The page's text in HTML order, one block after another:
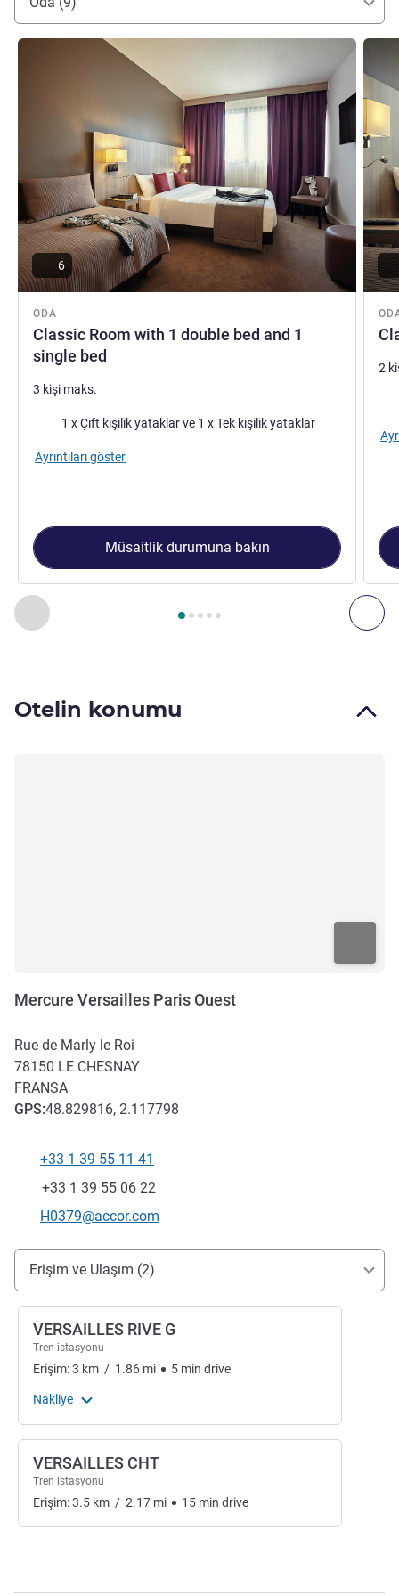
Önceki - Oda
Sayfa , Oda 1 : Classic Room with 1 double bed and 1
ODA
Classic Room with 1 double bed and 1
single bed
Ayrıntıları göster
6
3 kişi maks.
1 x Çift kişilik yataklar ve 1 x Tek kişilik yataklar
Ayrıntıları göster
Müsaitlik durumuna bakın
2
Otelin konumu
Mercure Versailles Paris Ouest
Rue de Marly le Roi
78150 LE CHESNAY
FRANSA
GPS:48.829816, 2.117798
Telefon
+33 1 39 55 11 41
Faks
+33 1 39 55 06 22
İletişim için e-posta
H0379@accor.com
Erişim ve ulaşım
Erişim ve Ulaşım (2)
VERSAILLES RIVE G
Tren istasyonu
Erişim:3 km / 1.86 mi 5 min drive
Nakliye
VERSAILLES CHT
Tren istasyonu
Erişim:3.5 km / 2.17 mi 15 min drive